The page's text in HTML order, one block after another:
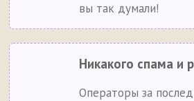
вы так думали!
Никакого спама и
Операторы за